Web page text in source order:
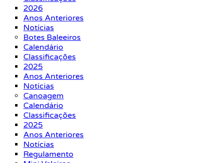
2026
Anos Anteriores
Notícias
Botes Baleeiros
Calendário
Classificações
2025
Anos Anteriores
Notícias
Canoagem
Calendário
Classificações
2025
Anos Anteriores
Notícias
Regulamento